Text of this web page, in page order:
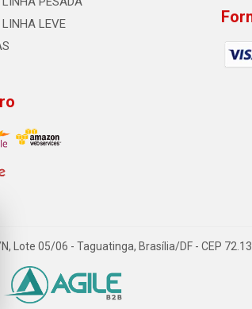
LEVE
Lote 05/06 - Taguatinga, Brasília/DF - CEP